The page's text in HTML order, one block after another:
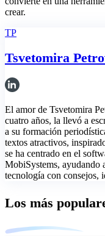
crear.
TP
Tsvetomira
El amor de Tsvetomira
cuatro años, la llevó a
a su formación
textos atractivos,
se ha centrado en el
MobiSystems, ayudando
tecnología con consejos,
Los más